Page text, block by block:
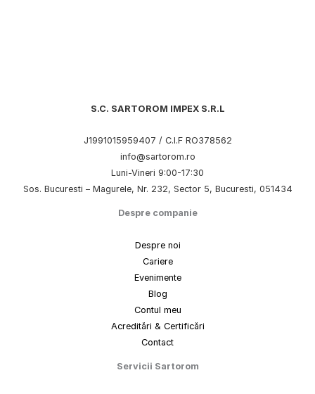
S.C. SARTOROM IMPEX S.R.L
J1991015959407 / C.I.F RO378562
info@sartorom.ro
Luni-Vineri 9:00-17:30
Sos. Bucuresti – Magurele, Nr. 232, Sector 5, Bucuresti, 051434
Despre companie
Despre noi
Cariere
Evenimente
Blog
Contul meu
Acreditări & Certificări
Contact
Servicii Sartorom